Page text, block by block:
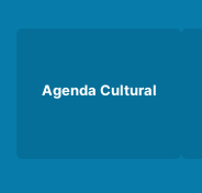
Agenda Cultural